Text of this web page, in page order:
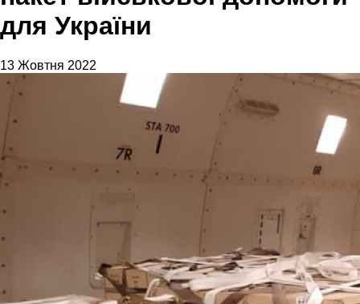
для України
13 Жовтня 2022